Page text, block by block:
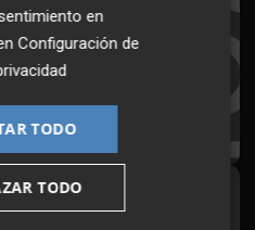
al Boletín
hora en tu email
en redes
en
Configuración de
TODO
TODO